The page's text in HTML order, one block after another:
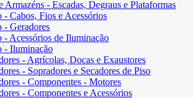
Armazéns - Escadas, Degraus e Plataformas
- Cabos, Fios e Acessórios
- Geradores
- Acessórios de Iluminação
- Iluminação
- Agrícolas, Docas e Exaustores
- Sopradores e Secadores de Piso
- Componentes - Motores
- Componentes e Acessórios